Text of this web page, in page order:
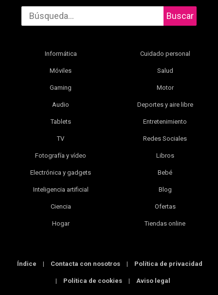
Buscar
Informática
Móviles
Gaming
Audio
Tablets
TV
Fotografía y vídeo
Electrónica y gadgets
Inteligencia artificial
Ciencia
Hogar
Cuidado personal
Salud
Motor
Deportes y aire libre
Entretenimiento
Redes Sociales
Libros
Bebé
Blog
Ofertas
Tiendas online
Índice | Contacta con nosotros | Política de privacidad
| Política de cookies | Aviso legal